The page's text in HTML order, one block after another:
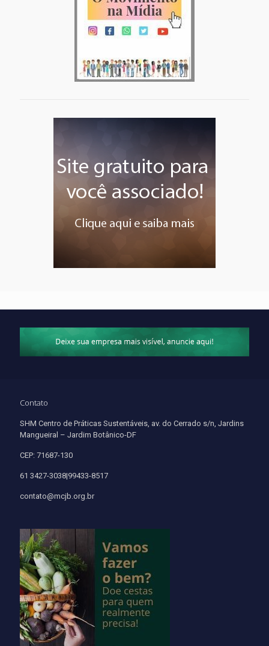
Contato
SHM Centro de Práticas Sustentáveis, av. do Cerrado s/n, Jardins
Mangueiral – Jardim Botânico-DF
CEP: 71687-130
61 3427-3038|99433-8517
contato@mcjb.org.br